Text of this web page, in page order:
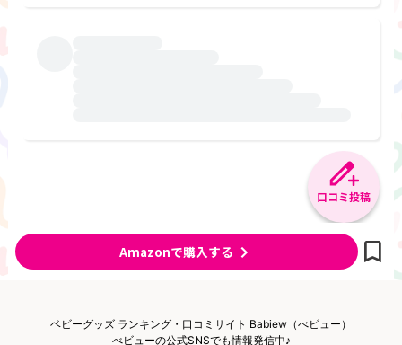
口コミ投稿
Amazonで購入する
ベビーグッズ ランキング・口コミサイト Babiew（べビュー）
べビューの公式SNSでも情報発信中♪